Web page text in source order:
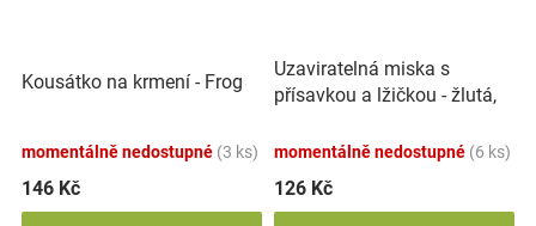
Kousátko na krmení - Frog
momentálně nedostupné (3 ks)
146 Kč
Uzaviratelná miska s
přísavkou a lžičkou - žlutá,
momentálně nedostupné (6 ks)
126 Kč